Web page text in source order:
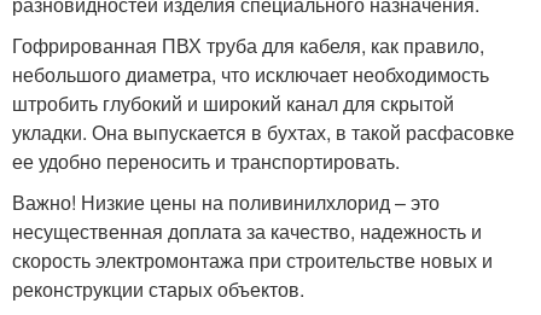
Гофрированная ПВХ труба для кабеля, как правило,
небольшого диаметра, что исключает необходимость
штробить глубокий и широкий канал для скрытой
укладки. Она выпускается в бухтах, в такой расфасовке
ее удобно переносить и транспортировать.
Важно! Низкие цены на поливинилхлорид – это
несущественная доплата за качество, надежность и
скорость электромонтажа при строительстве новых и
реконструкции старых объектов.